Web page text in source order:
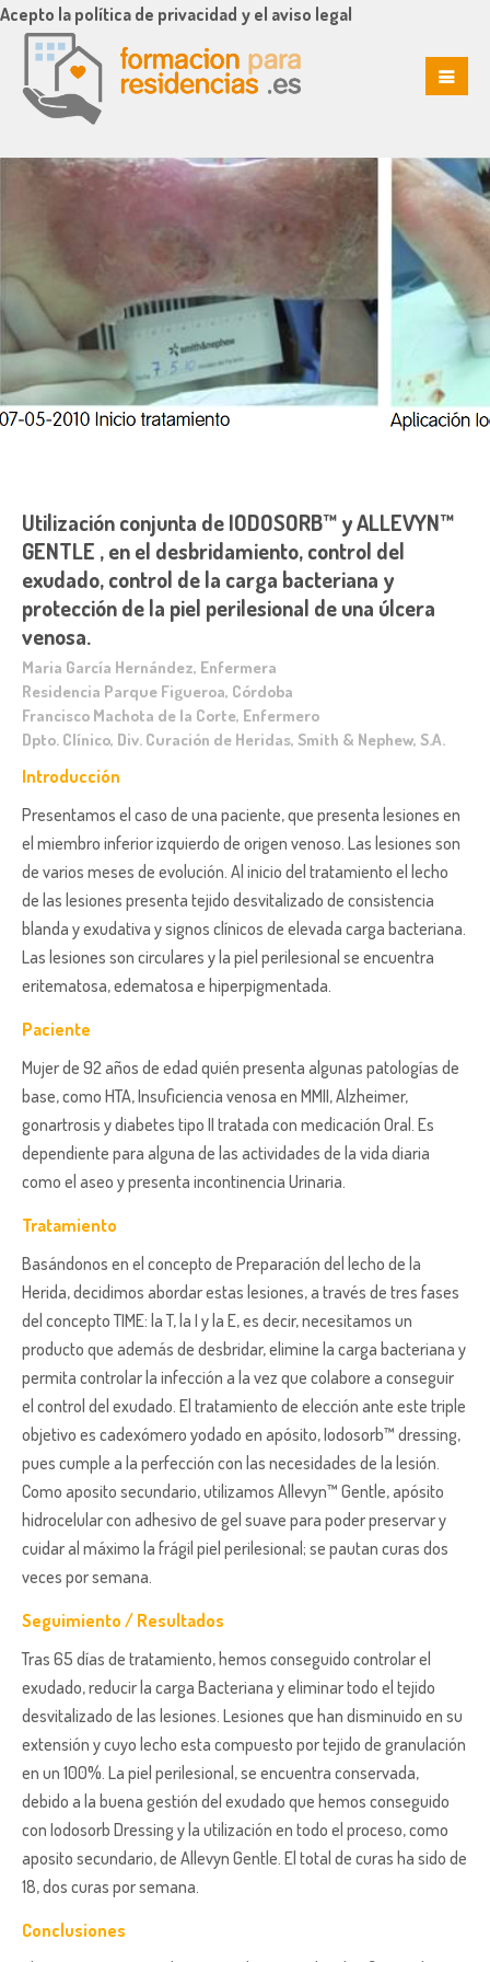
Utilización conjunta de IODOSORB™ y ALLEVYN™
GENTLE , en el desbridamiento, control del
exudado, control de la carga bacteriana y
protección de la piel perilesional de una úlcera
venosa.
Maria García Hernández, Enfermera
Residencia Parque Figueroa, Córdoba
Francisco Machota de la Corte, Enfermero
Dpto. Clínico, Div. Curación de Heridas, Smith & Nephew, S.A.
Introducción
Presentamos el caso de una paciente, que presenta lesiones en
el miembro inferior izquierdo de origen venoso. Las lesiones son
de varios meses de evolución. Al inicio del tratamiento el lecho
de las lesiones presenta tejido desvitalizado de consistencia
blanda y exudativa y signos clínicos de elevada carga bacteriana.
Las lesiones son circulares y la piel perilesional se encuentra
eritematosa, edematosa e hiperpigmentada.
Paciente
Mujer de 92 años de edad quién presenta algunas patologías de
base, como HTA, Insuficiencia venosa en MMII, Alzheimer,
gonartrosis y diabetes tipo II tratada con medicación Oral. Es
dependiente para alguna de las actividades de la vida diaria
como el aseo y presenta incontinencia Urinaria.
Tratamiento
Basándonos en el concepto de Preparación del lecho de la
Herida, decidimos abordar estas lesiones, a través de tres fases
del concepto TIME: la T, la I y la E, es decir, necesitamos un
producto que además de desbridar, elimine la carga bacteriana y
permita controlar la infección a la vez que colabore a conseguir
el control del exudado. El tratamiento de elección ante este triple
objetivo es cadexómero yodado en apósito, Iodosorb™ dressing,
pues cumple a la perfección con las necesidades de la lesión.
Como aposito secundario, utilizamos Allevyn™ Gentle, apósito
hidrocelular con adhesivo de gel suave para poder preservar y
cuidar al máximo la frágil piel perilesional; se pautan curas dos
veces por semana.
Seguimiento / Resultados
Tras 65 días de tratamiento, hemos conseguido controlar el
exudado, reducir la carga Bacteriana y eliminar todo el tejido
desvitalizado de las lesiones. Lesiones que han disminuido en su
extensión y cuyo lecho esta compuesto por tejido de granulación
en un 100%. La piel perilesional, se encuentra conservada,
debido a la buena gestión del exudado que hemos conseguido
con Iodosorb Dressing y la utilización en todo el proceso, como
aposito secundario, de Allevyn Gentle. El total de curas ha sido de
18, dos curas por semana.
Conclusiones
Acepto la política de privacidad y el aviso legal